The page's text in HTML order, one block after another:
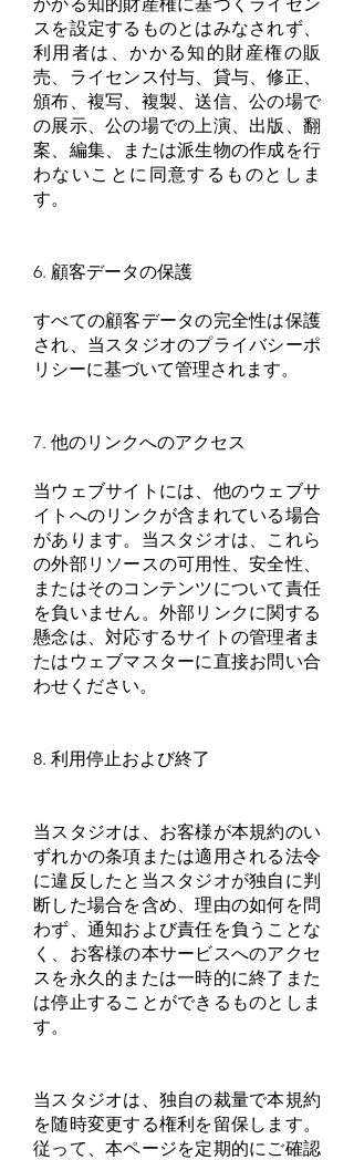
スを設定するものとはみなされず、
利用者は、かかる知的財産権の販
売、ライセンス付与、貸与、修正、
頒布、複写、複製、送信、公の場で
の展示、公の場での上演、出版、翻
案、編集、または派生物の作成を行
わないことに同意するものとしま
す。
6. 顧客データの保護
すべての顧客データの完全性は保護
され、当スタジオのプライバシーポ
リシーに基づいて管理されます。
7. 他のリンクへのアクセス
当ウェブサイトには、他のウェブサ
イトへのリンクが含まれている場合
があります。当スタジオは、これら
の外部リソースの可用性、安全性、
またはそのコンテンツについて責任
を負いません。外部リンクに関する
懸念は、対応するサイトの管理者ま
たはウェブマスターに直接お問い合
わせください。
8. 利用停止および終了
当スタジオは、お客様が本規約のい
ずれかの条項または適用される法令
に違反したと当スタジオが独自に判
断した場合を含め、理由の如何を問
わず、通知および責任を負うことな
く、お客様の本サービスへのアクセ
スを永久的または一時的に終了また
は停止することができるものとしま
す。
当スタジオは、独自の裁量で本規約
を随時変更する権利を留保します。
従って、本ページを定期的にご確認